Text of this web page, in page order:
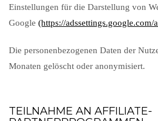
Einstellungen für die Darstellung von
Google (https://adssettings.google.com/
Die personenbezogenen Daten der
Monaten gelöscht oder anonymisiert.
TEILNAHME AN AFFILIATE-